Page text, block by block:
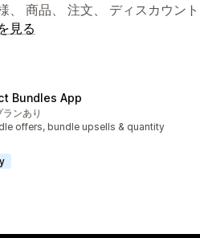
、 商品、 注文、 ディスカウン
見る
Bundles App
件
ンあり
offers, bundle upsells & quantity